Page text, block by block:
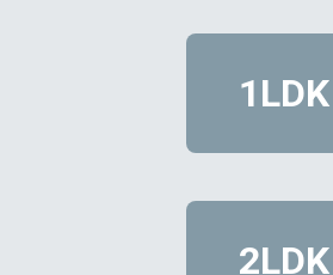
1LDK
2LDK